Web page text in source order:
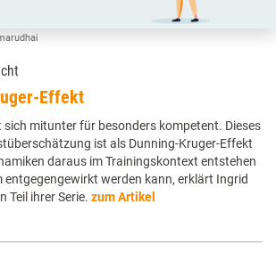
Effekt
sich mitunter für besonders kompetent. Dieses
ist als Dunning-Kruger-Effekt
daraus im Trainingskontext entstehen
entgegengewirkt werden kann, erklärt Ingrid
Teil ihrer Serie. zum Artikel